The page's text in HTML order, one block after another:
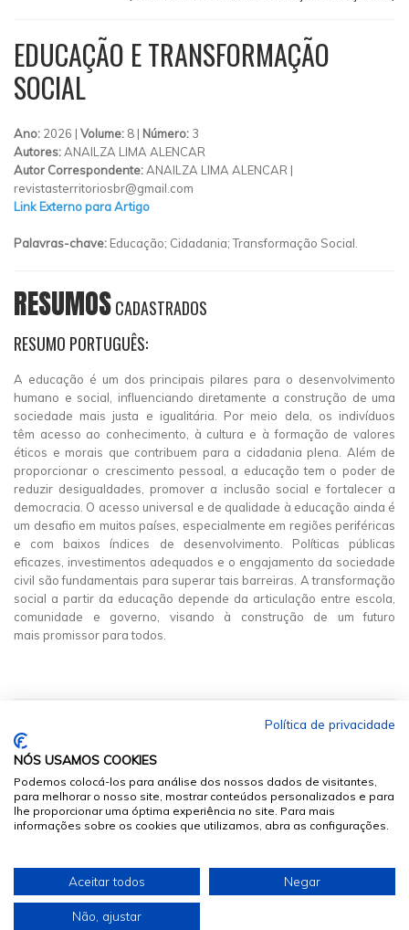
EDUCAÇÃO E TRANSFORMAÇÃO
SOCIAL
Ano: 2026 | Volume: 8 | Número: 3
Autores:ANAILZA LIMA ALENCAR
Autor Correspondente:ANAILZA LIMA ALENCAR |
revistasterritoriosbr@gmail.com
Link Externo para Artigo
Palavras-chave: Educação; Cidadania; Transformação Social.
RESUMOSCADASTRADOS
RESUMO PORTUGUÊS:
A educação é um dos principais pilares para o desenvolvimento
humano e social, influenciando diretamente a construção de uma
sociedade mais justa e igualitária. Por meio dela, os indivíduos
têm acesso ao conhecimento, à cultura e à formação de valores
éticos e morais que contribuem para a cidadania plena. Além de
proporcionar o crescimento pessoal, a educação tem o poder de
reduzir desigualdades, promover a inclusão social e fortalecer a
democracia. O acesso universal e de qualidade à educação ainda é
um desafio em muitos países, especialmente em regiões periféricas
e com baixos índices de desenvolvimento. Políticas públicas
eficazes, investimentos adequados e o engajamento da sociedade
civil são fundamentais para superar tais barreiras. A transformação
social a partir da educação depende da articulação entre escola,
comunidade e governo, visando à construção de um futuro
mais promissor para todos.
© 2026 Sumários.org
. Todos os Direitos Reservados
Desenvolvido por
Política de privacidade
NÓS USAMOS COOKIES
Podemos colocá-los para análise dos nossos dados de visitantes,
para melhorar o nosso site, mostrar conteúdos personalizados e para
lhe proporcionar uma óptima experiência no site. Para mais
informações sobre os cookies que utilizamos, abra as configurações.
Aceitar todos Negar
Não, ajustar